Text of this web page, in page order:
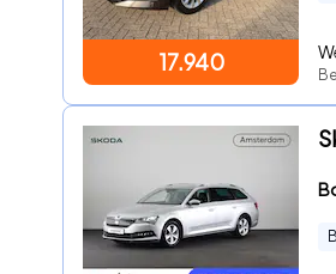
17.940